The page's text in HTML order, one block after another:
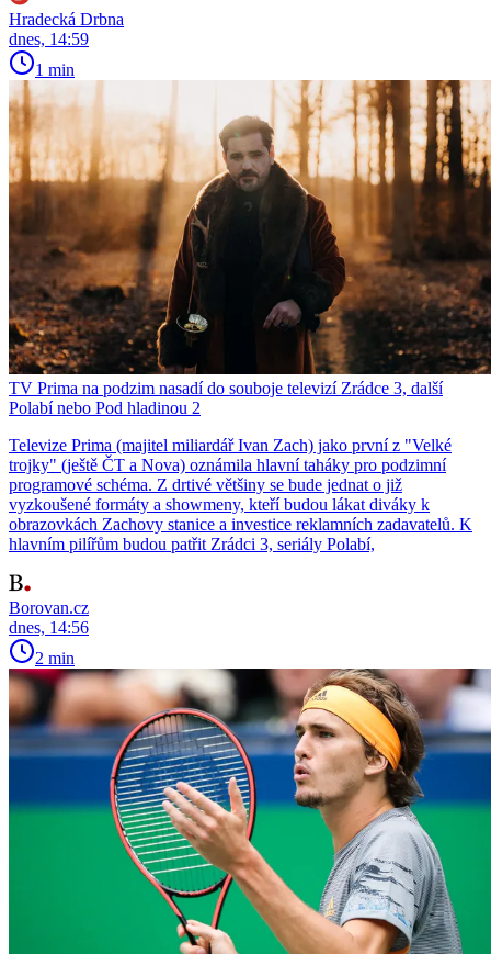
Hradecká Drbna
dnes, 14:59
1 min
TV Prima na podzim nasadí do souboje televizí Zrádce 3, další
Polabí nebo Pod hladinou 2
Televize Prima (majitel miliardář Ivan Zach) jako první z "Velké
trojky" (ještě ČT a Nova) oznámila hlavní taháky pro podzimní
programové schéma. Z drtivé většiny se bude jednat o již
vyzkoušené formáty a showmeny, kteří budou lákat diváky k
obrazovkách Zachovy stanice a investice reklamních zadavatelů. K
hlavním pilířům budou patřit Zrádci 3, seriály Polabí,
Borovan.cz
dnes, 14:56
2 min